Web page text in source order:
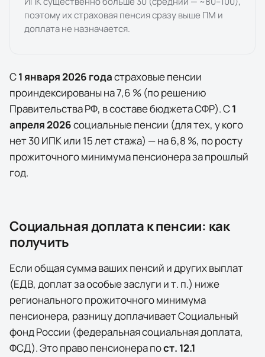
поэтому их страховая пенсия сразу выше ПМ и
доплата не назначается.
С1 января2026 годастраховые пенсии
проиндексированы на7,6 % (по решению
Правительства РФ, в составе бюджета СФР). С1
апреля2026социальные пенсии (для тех, у кого
нет 30 ИПК или 15 лет стажа) — на6,8 %, по росту
прожиточного минимума пенсионера за прошлый
год.
Социальная доплата к пенсии: как
получить
Если общая сумма ваших пенсий и других выплат
(ЕДВ, доплат за особые заслуги и т. п.) ниже
регионального прожиточного минимума
пенсионера, разницу доплачиваетСоциальный
фонд России (федеральная социальная доплата,
ФСД). Это право пенсионера пост. 12.1